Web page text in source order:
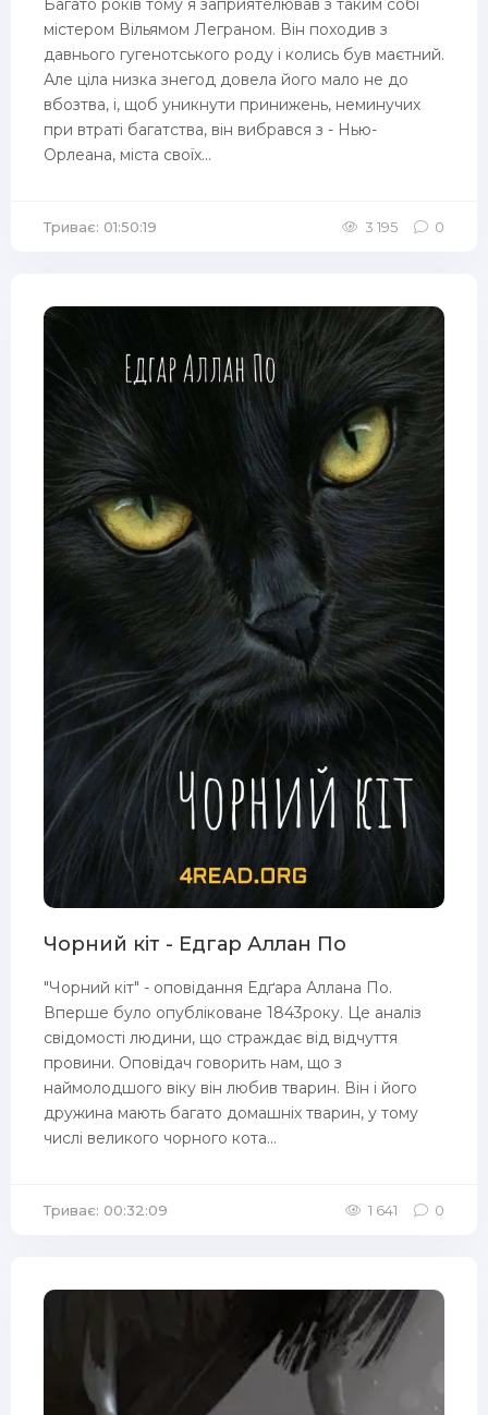
Багато років тому я заприятелював з таким собі
містером Вільямом Леграном. Він походив з
давнього гугенотського роду і колись був маєтний.
Але ціла низка знегод довела його мало не до
вбозтва, і, щоб уникнути принижень, неминучих
при втраті багатства, він вибрався з - Нью-
Орлеана, міста своїх...
Триває: 01:50:19 3 195 0
Чорний кіт - Едгар Аллан По
"Чорний кіт" - оповідання Едґара Аллана По.
Вперше було опубліковане 1843року. Це аналіз
свідомості людини, що страждає від відчуття
провини. Оповідач говорить нам, що з
наймолодшого віку він любив тварин. Він і його
дружина мають багато домашніх тварин, у тому
числі великого чорного кота...
Триває: 00:32:09 1 641 0